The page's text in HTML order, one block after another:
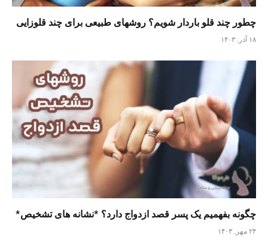
چطور چند قلو باردار شویم؟ روشهای طبیعی برای چند قلوزایی
۱۸ آذر, ۱۴۰۳
چگونه بفهمیم یک پسر قصد ازدواج دارد؟ *نشانه های تشخیص*
۲۴ مهر, ۱۴۰۳